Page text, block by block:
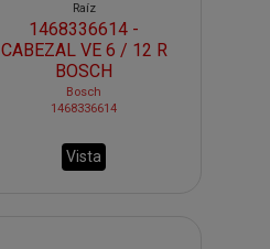
Raíz
1468336614 -
CABEZAL VE 6 / 12 R
BOSCH
Bosch
1468336614
Vista